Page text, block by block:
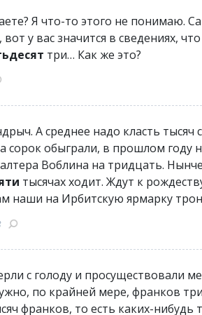
Я что-то этого не понимаю.
у вас значится в сведениях,
три… Как же это?
А среднее надо класть тысяч
сорок обыграли, в прошлом году
Воблина на тридцать.
тысячах ходит. Ждут к
наши на Ирбитскую ярмарку
с голоду и просуществовали
по крайней мере, франков
франков, то есть каких-нибудь